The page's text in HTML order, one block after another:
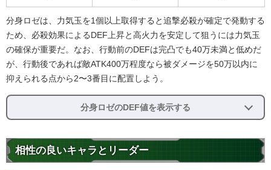
分身ロゼは、力気玉を1個以上取得すると追撃必殺が確定で発動する
ため、必殺効果によるDEF上昇と高火力を安定して狙うには力気玉
の確保が重要だ。なお、行動前のDEFは完凸でも40万未満と低めだ
が、行動後であれば敵ATK400万程度なら被ダメージを50万以内に
抑えられる点から2〜3番目に配置しよう。
分身ロゼのDEF値を表示する
相性の良いキャラとリーダー